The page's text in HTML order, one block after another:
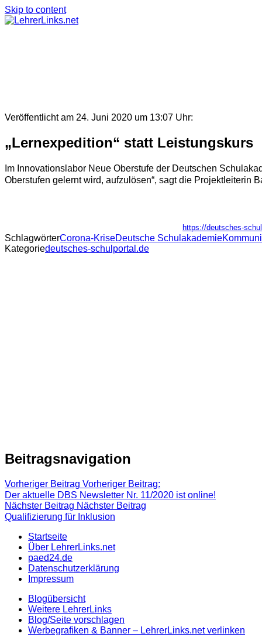
Skip to content
Veröffentlicht am 24. Juni 2020 um 13:07 Uhr:
„Lernexpedition“ statt Leistungskurs
Im Innovationslabor Neue Oberstufe der Deutschen
Oberstufen gelernt wird, aufzulösen“, sagt die Projektleiterin
https://deutsches-
SchlagwörterCorona-KriseDeutsche Schulakademie
Kategoriedeutsches-schulportal.de
Beitragsnavigation
Vorheriger Beitrag Vorheriger Beitrag:
Der aktuelle DBS Newsletter Nr. 11/2020 ist online!
Nächster Beitrag Nächster Beitrag
Qualifizierung für Inklusion
Startseite
Über LehrerLinks.net
paed24.de
Datenschutzerklärung
Impressum
Blogübersicht
Weitere LehrerLinks
Blog/Seite vorschlagen
Werbegrafiken & Banner – LehrerLinks.net verlinken